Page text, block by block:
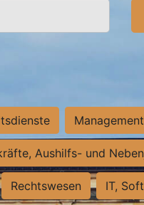
Aushilfs- und
Rechtswesen IT,